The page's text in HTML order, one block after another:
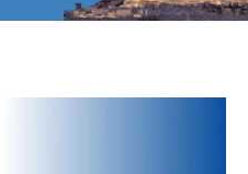
You are here: